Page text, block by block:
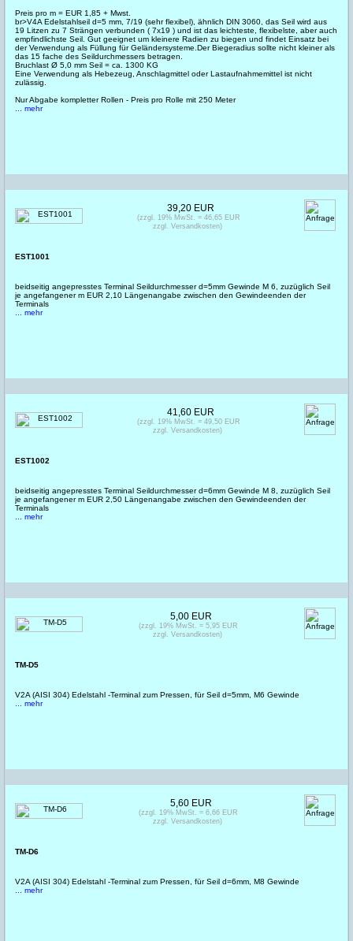
Preis pro m = EUR 1,85 + Mwst.
br>V4A Edelstahlseil d=5 mm, 7/19 (sehr flexibel), ähnlich DIN 3060, das Seil wird aus
19 Litzen zu 7 Strängen verbunden ( 7x19 ) und ist das leichteste, flexibelste, aber auch
empfindlichste Seil. Gut geeignet um kleinere Radien zu biegen und findet Einsatz bei
der Verwendung als Füllung für Geländersysteme.Der Biegeradius sollte nicht kleiner als
das 15 fache des Seildurchmessers betragen.
Bruchlast Ø 5,0 mm Seil = ca. 1300 KG
Eine Verwendung als Hebezeug, Anschlagmittel oder Lastaufnahmemittel ist nicht
zulässig.
Nur Abgabe kompletter Rollen - Preis pro Rolle mit 250 Meter
... mehr
EST1001
beidseitig angepresstes Terminal Seildurchmesser d=5mm Gewinde M 6, zuzüglich Seil
je angefangener m EUR 2,10 Längenangabe zwischen den Gewindeenden der
Terminals
... mehr
39,20 EUR
(zzgl. 19% MwSt. = 46,65 EUR
zzgl. Versandkosten)
EST1002
beidseitig angepresstes Terminal Seildurchmesser d=6mm Gewinde M 8, zuzüglich Seil
je angefangener m EUR 2,50 Längenangabe zwischen den Gewindeenden der
Terminals
... mehr
41,60 EUR
(zzgl. 19% MwSt. = 49,50 EUR
zzgl. Versandkosten)
TM-D5
V2A (AISI 304) Edelstahl -Terminal zum Pressen, für Seil d=5mm, M6 Gewinde
... mehr
5,00 EUR
(zzgl. 19% MwSt. = 5,95 EUR
zzgl. Versandkosten)
TM-D6
V2A (AISI 304) Edelstahl -Terminal zum Pressen, für Seil d=6mm, M8 Gewinde
... mehr
5,60 EUR
(zzgl. 19% MwSt. = 6,66 EUR
zzgl. Versandkosten)